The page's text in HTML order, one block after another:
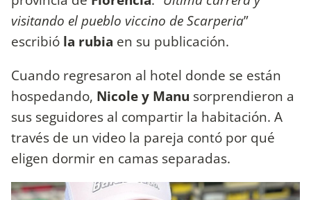
visitando el pueblo viccino de Scarperia”
escribió la rubia en su publicación.
Cuando regresaron al hotel donde se están
hospedando, Nicole y Manu sorprendieron a
sus seguidores al compartir la habitación. A
través de un video la pareja contó por qué
eligen dormir en camas separadas.